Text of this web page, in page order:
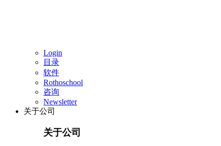
Login
目录
软件
Rothoschool
咨询
Newsletter
关于公司
关于公司